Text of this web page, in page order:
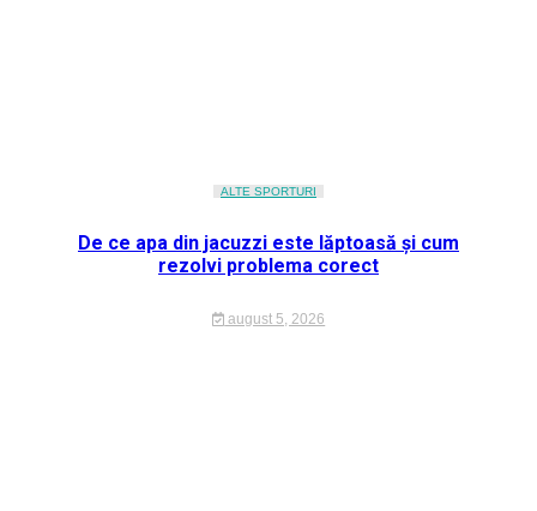
ALTE SPORTURI
De ce apa din jacuzzi este lăptoasă și cum
rezolvi problema corect
august 5, 2026